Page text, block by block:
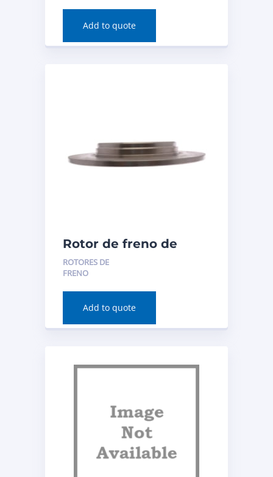
Add to quote
Rotor de freno de
disco (trasero) para
Acura RDX 2020
ROTORES DE
FRENO
Add to quote